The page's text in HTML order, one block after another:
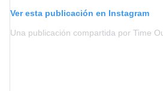
Ver esta publicación en Instagram